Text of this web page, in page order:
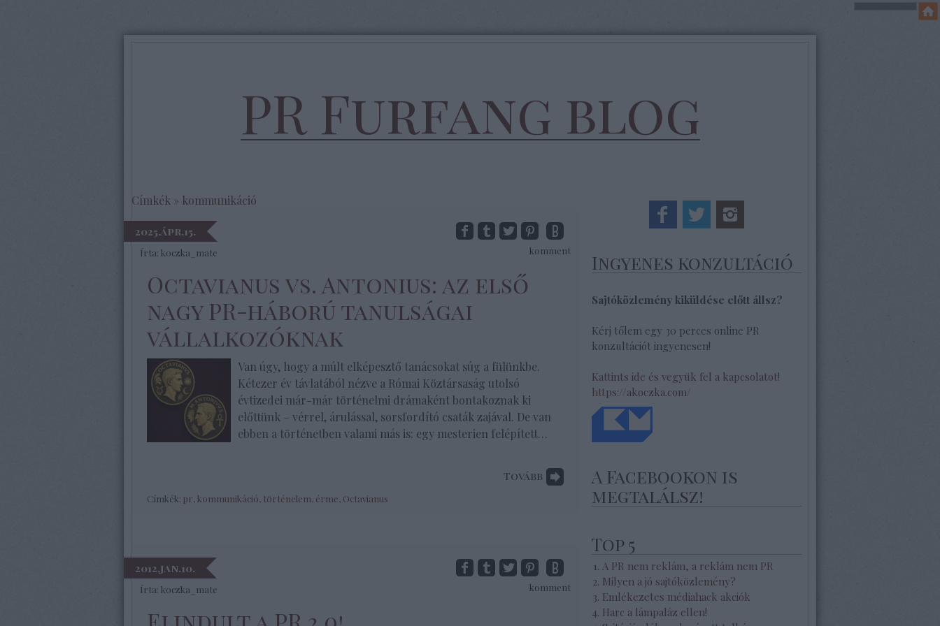
PR Furfang blog
Címkék » kommunikáció
2025.ápr.15.
Írta: koczka_mate komment
Octavianus vs. Antonius: az első
nagy PR-háború tanulságai
vállalkozóknak
Van úgy, hogy a múlt elképesztő tanácsokat súg a fülünkbe.
Kétezer év távlatából nézve a Római Köztársaság utolsó
évtizedei már-már történelmi drámaként bontakoznak ki
előttünk – vérrel, árulással, sorsfordító csaták zajával. De van
ebben a történetben valami más is: egy mesterien felépített…
Tovább
Címkék: pr kommunikáció történelem érme Octavianus
2012.jan.10.
Írta: koczka_mate komment
Ingyenes konzultáció
Sajtóközlemény kiküldése előtt állsz?
Kérj tőlem egy 30 perces online PR
konzultációt ingyenesen!
Kattints ide és vegyük fel a kapcsolatot!
https://akoczka.com/
A Facebookon is
megtalálsz!
Top 5
A PR nem reklám, a reklám nem PR
Milyen a jó sajtóközlemény?
Emlékezetes médiahack akciók
Harc a lámpaláz ellen!